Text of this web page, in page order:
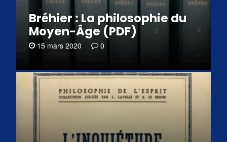
Bréhier : La philosophie du
Moyen-Âge (PDF)
15 mars 2020 0